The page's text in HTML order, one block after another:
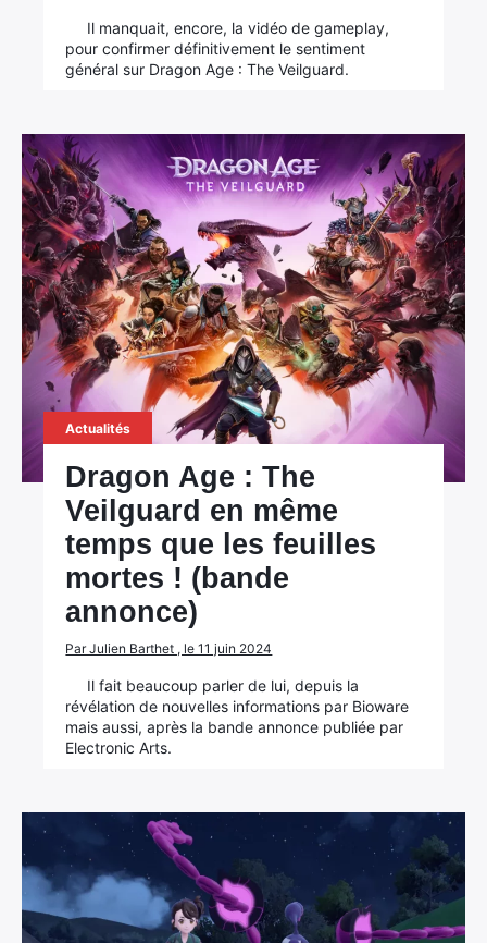
Il manquait, encore, la vidéo de gameplay,
pour confirmer définitivement le sentiment
général sur Dragon Age : The Veilguard.
Actualités
Dragon Age : The
Veilguard en même
temps que les feuilles
mortes ! (bande
annonce)
Par Julien Barthet , le 11 juin 2024
Il fait beaucoup parler de lui, depuis la
révélation de nouvelles informations par Bioware
mais aussi, après la bande annonce publiée par
Electronic Arts.